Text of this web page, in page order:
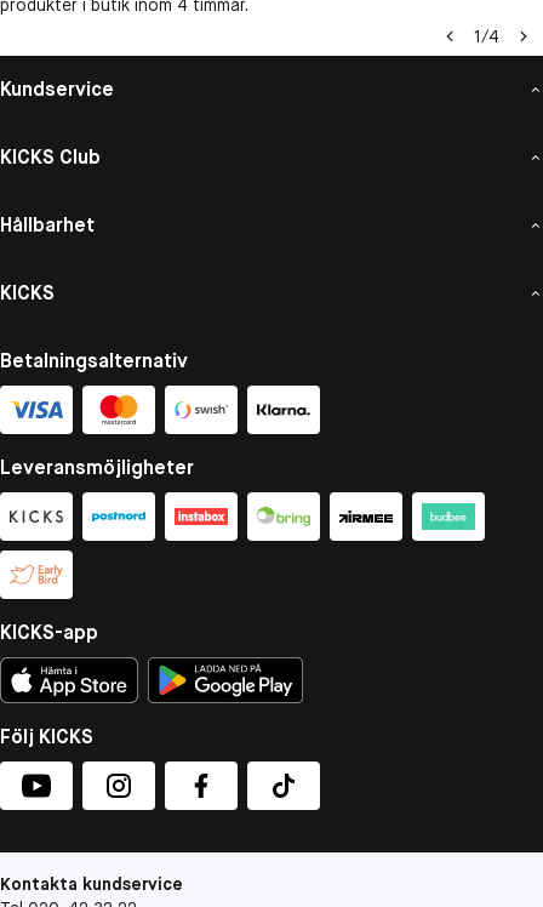
produkter i butik inom 4 timmar.
1/4
Kundservice
KICKS Club
Hållbarhet
KICKS
Betalningsalternativ
Leveransmöjligheter
KICKS-app
Följ KICKS
Kontakta kundservice